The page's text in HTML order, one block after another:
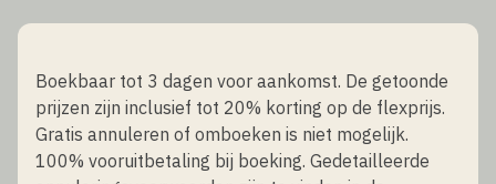
Boekbaar tot 3 dagen voor aankomst. De getoonde
prijzen zijn inclusief tot 20% korting op de flexprijs.
Gratis annuleren of omboeken is niet mogelijk.
100% vooruitbetaling bij boeking. Gedetailleerde